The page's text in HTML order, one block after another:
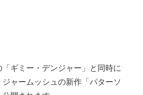
「ギミー・デンジャー」と同時に
ジャームッシュの新作「パターソ